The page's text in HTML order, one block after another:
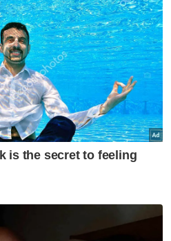
kerjasama
serta agensi di
besar yang
operasi
cuaca dan musim
paras air Sungai
tidak sesuai untuk
perobohan.